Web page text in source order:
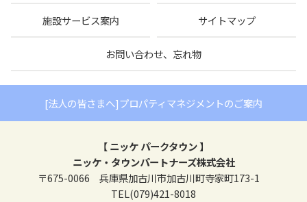
施設サービス案内 サイトマップ
お問い合わせ、忘れ物
[法人の皆さまへ]プロパティマネジメントのご案内
【 ニッケ パークタウン 】
ニッケ・タウンパートナーズ株式会社
〒675-0066 兵庫県加古川市加古川町寺家町173-1
TEL(079)421-8018